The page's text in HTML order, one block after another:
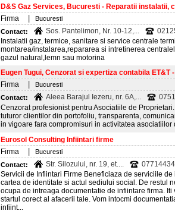
D&S Gaz Services, Bucuresti - Reparatii instalatii,
Firma
Bucuresti
Contact:
Sos. Pantelimon, Nr. 10-12,...
Instalatii gaz, termice, sanitare si service centrale
montarea/instalarea,repararea si intretinerea
gazul natural,lemn sau motorina
Eugen Tugui, Cenzorat si expertiza contabila ET&T
Firma
Bucuresti
Contact:
Aleea Barajul Iezeru, nr. 6A,...
Cenzorat profesionist pentru Asociatiile de
tuturor clientilor din portofoliu, transparenta,
in vigoare fara compromisuri in activitatea asociatiilor
Eurosol Consulting Infiintari firme
Firma
Bucuresti
Contact:
Str. Silozului, nr. 19, et....
Servicii de Infiintari Firme Beneficiaza de serviciile
cartea de identitate si actul sediului social. De restul
ocupa de intreaga documentatie de infiintare firma.
startul corect al afacerii tale. Vom intocmi
infiint...